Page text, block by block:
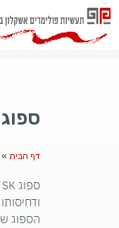
ספוג SK (צהוב)
דף הבית »
הספוג